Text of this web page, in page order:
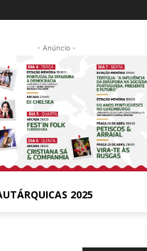
- Anúncio -
2025